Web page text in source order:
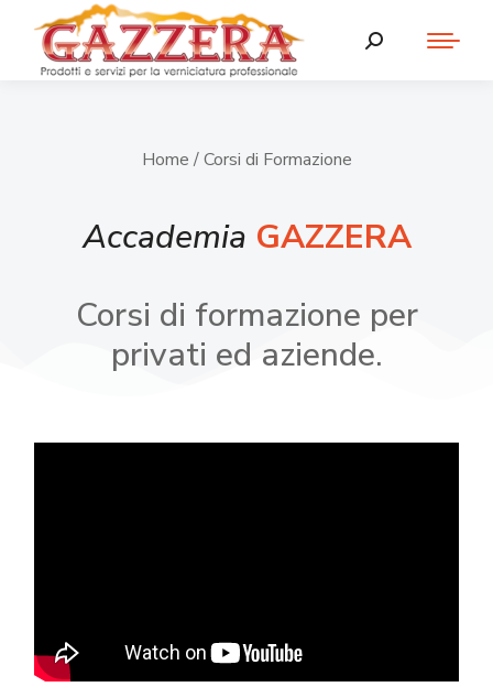
Home / Corsi di Formazione
Accademia GAZZERA
Corsi di formazione per
privati ed aziende.